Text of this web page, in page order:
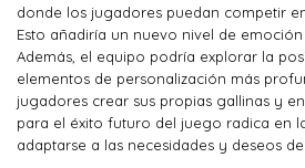
donde los jugadores puedan competir
Esto añadiría un nuevo nivel de
Además, el equipo podría explorar la
elementos de personalización más
jugadores crear sus propias gallinas y
para el éxito futuro del juego radica en
adaptarse a las necesidades y deseos